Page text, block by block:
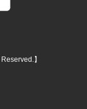
】